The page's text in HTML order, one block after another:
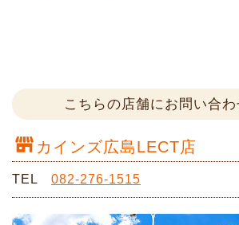
こちらの店舗にお問い合
カインズ広島LECT店
TEL 082-276-1515